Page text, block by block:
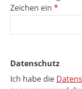
Zeichen ein *
Datenschutz
Ich habe die